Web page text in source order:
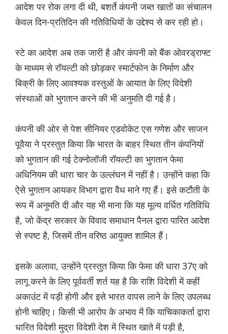
आदेश पर रोक लगा दी थी, बशर्ते कंपनी जब्त खातों का संचालन
केवल दिन-प्रतिदिन की गतिविधियों के उद्देश्य से कर रही हो।
स्टे का आदेश अब तक जारी है और कंपनी को बैंक ओवरड्राफ्ट
के माध्यम से रॉयल्टी को छोड़कर स्मार्टफोन के निर्माण और
बिक्री के लिए आवश्यक वस्तुओं के आयात के लिए विदेशी
संस्थाओं को भुगतान करने की भी अनुमति दी गई है।
कंपनी की ओर से पेश सीनियर एडवोकेट एस गणेश और साजन
पूवैया ने प्रस्तुत किया कि भारत के बाहर स्थित तीन कंपनियों
को भुगतान की गई टेक्नोलॉजी रॉयल्टी का भुगतान फेमा
अधिनियम की धारा चार के उल्लंघन में नहीं है। उन्होंने कहा कि
ऐसे भुगतान आयकर विभाग द्वारा वैध माने गए हैं। इसे कटौती के
रूप में अनुमति दी और यह भी माना कि यह मूल्य वर्धित गतिविधि
है, जो केंद्र सरकार के विवाद समाधान पैनल द्वारा पारित आदेश
से स्पष्ट है, जिसमें तीन वरिष्ठ आयुक्त शामिल हैं।
इसके अलावा, उन्होंने प्रस्तुत किया कि फेमा की धारा 37ए को
लागू करने के लिए पूर्ववर्ती शर्त यह है कि राशि विदेशी में कहीं
अकाउंट में पड़ी होगी और इसे भारत वापस लाने के लिए उपलब्ध
होनी चाहिए। किसी भी आरोप के अभाव में कि याचिकाकर्ता द्वारा
धारित विदेशी मुद्रा विदेशी देश में स्थित खाते में पड़ी है,